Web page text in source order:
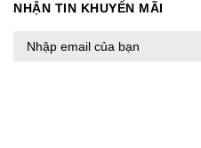
NHẬN TIN KHUYẾN MÃI